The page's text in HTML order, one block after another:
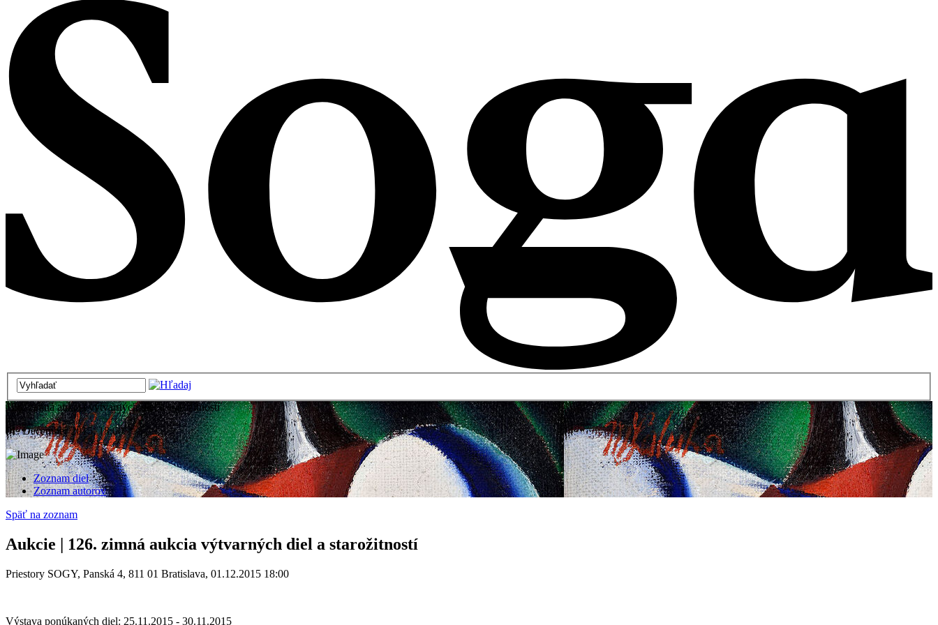
126. zimná aukcia výtvarných diel a starožitností
01. December 2015, 18:00
Zoznam diel
Zoznam autorov
Späť na zoznam
Aukcie | 126. zimná aukcia výtvarných diel a starožitností
Priestory SOGY, Panská 4, 811 01 Bratislava, 01.12.2015 18:00
Výstava ponúkaných diel: 25.11.2015 - 30.11.2015